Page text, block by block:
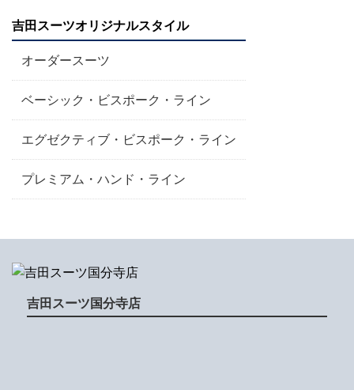
吉田スーツオリジナルスタイル
オーダースーツ
ベーシック・ビスポーク・ライン
エグゼクティブ・ビスポーク・ライン
プレミアム・ハンド・ライン
吉田スーツ国分寺店